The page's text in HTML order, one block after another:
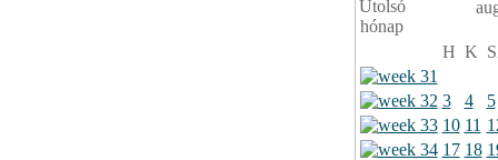
H K
3 4
5
10 11
17 18